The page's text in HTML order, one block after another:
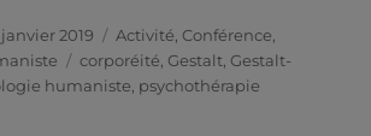
janvier 2019 Catégories
Activité Conférence
Étiquettes
corporéité Gestalt Gestalt-
humaniste psychothérapie